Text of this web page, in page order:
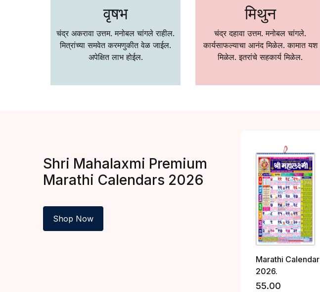
वृषभ
चंद्र अकरावा उत्तम. मनोबल चांगले राहील.
मित्रांच्या समवेत करमणुकीत वेळ जाईल.
अपेक्षित लाभ होईल.
मिथुन
चंद्र दहावा उत्तम. मनोबल चांगले.
कार्यसाफल्याचा आनंद मिळेल. कामात यश
मिळेल. इतरांचे सहकार्य मिळेल.
Shri Mahalaxmi Premium
Marathi Calendars 2026
Shop Now
Marathi Calendar
2026.
55.00